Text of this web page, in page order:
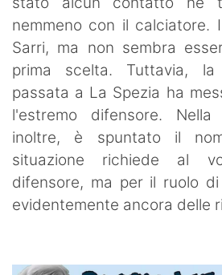
nemmeno con il calciatore.
Sarri, ma non sembra
prima scelta. Tuttavia, la
passata a La Spezia ha
l'estremo difensore.
inoltre, è spuntato il
situazione richiede al
difensore, ma per il ruolo
evidentemente ancora delle